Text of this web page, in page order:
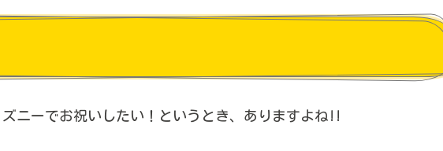
ニーでお祝いしたい！というとき、ありますよね!!